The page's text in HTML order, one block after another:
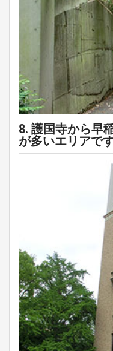
8. 護国寺から早
が多いエリアで